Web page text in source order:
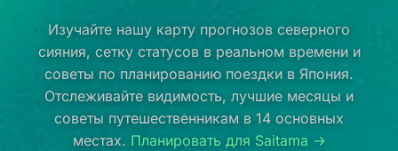
Изучайте нашу карту прогнозов северного
сияния, сетку статусов в реальном времени и
советы по планированию поездки в Япония.
Отслеживайте видимость, лучшие месяцы и
советы путешественникам в 14 основных
местах. Планировать для Saitama →